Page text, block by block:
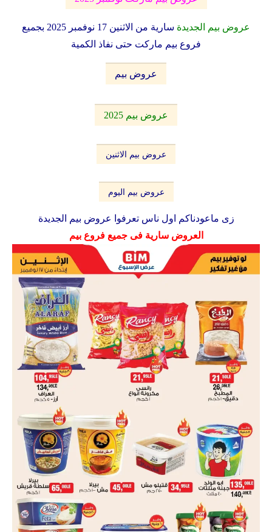
عروض بيم الجديدة
سارية من الاثنين 17 نوفمبر 2025 بجميع
فروع بيم ماركت حتى نفاذ الكمية
عروض بيم
عروض بيم 2025
عروض بيم الاثنين
عروض بيم اليوم
زى ماعودناكم اول ناس تعرفوا عروض بيم الجديدة
العروض سارية فى جميع فروع بيم